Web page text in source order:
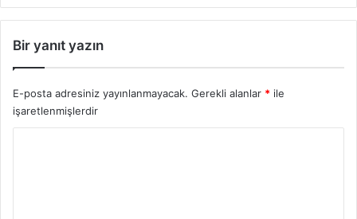
Bir yanıt yazın
E-posta adresiniz yayınlanmayacak. Gerekli alanlar * ile
işaretlenmişlerdir